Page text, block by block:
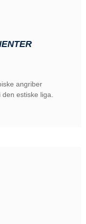
angriber
estiske liga.